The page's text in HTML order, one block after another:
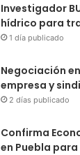
Investigador
hídrico para
1 día publicado
Negociación
empresa y
2 días publicado
Confirma
en Puebla